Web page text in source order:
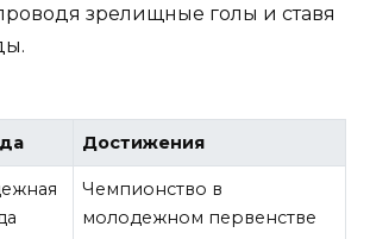
зрелищные голы и ставя
Достижения
Чемпионство в
молодежном первенстве